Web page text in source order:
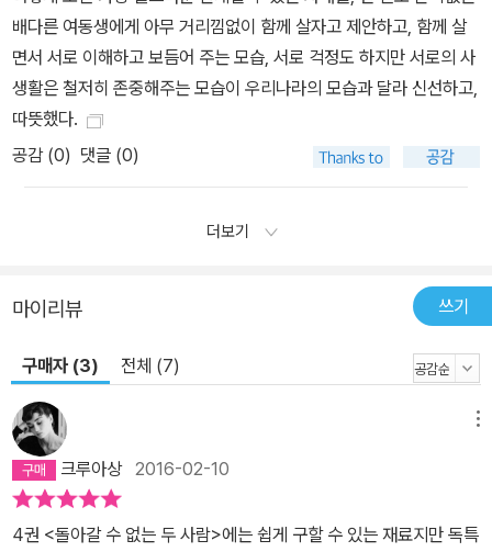
배다른 여동생에게 아무 거리낌없이 함께 살자고 제안하고, 함께 살
면서 서로 이해하고 보듬어 주는 모습, 서로 걱정도 하지만 서로의 사
생활은 철저히 존중해주는 모습이 우리나라의 모습과 달라 신선하고,
따뜻했다.
공감 (0) 댓글 (0)
더보기
마이리뷰 쓰기
구매자 (3) 전체 (7)
크루아상2016-02-10
4권 <돌아갈 수 없는 두 사람>에는 쉽게 구할 수 있는 재료지만 독특